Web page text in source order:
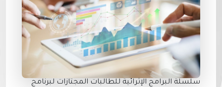
سلسلة البرامج الإثرائية للطالبات المجتازات لبرنامج